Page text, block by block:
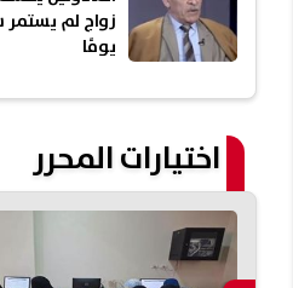
يومًا
اختيارات المحرر